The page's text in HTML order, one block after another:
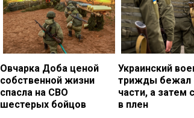
Овчарка Доба ценой
собственной жизни
спасла на СВО
шестерых бойцов
Украинский
трижды бежал
части, а затем
в плен